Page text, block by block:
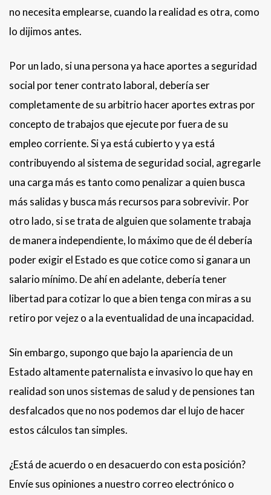
no necesita emplearse, cuando la realidad es otra, como
lo dijimos antes.
Por un lado, si una persona ya hace aportes a seguridad
social por tener contrato laboral, debería ser
completamente de su arbitrio hacer aportes extras por
concepto de trabajos que ejecute por fuera de su
empleo corriente. Si ya está cubierto y ya está
contribuyendo al sistema de seguridad social, agregarle
una carga más es tanto como penalizar a quien busca
más salidas y busca más recursos para sobrevivir. Por
otro lado, si se trata de alguien que solamente trabaja
de manera independiente, lo máximo que de él debería
poder exigir el Estado es que cotice como si ganara un
salario mínimo. De ahí en adelante, debería tener
libertad para cotizar lo que a bien tenga con miras a su
retiro por vejez o a la eventualidad de una incapacidad.
Sin embargo, supongo que bajo la apariencia de un
Estado altamente paternalista e invasivo lo que hay en
realidad son unos sistemas de salud y de pensiones tan
desfalcados que no nos podemos dar el lujo de hacer
estos cálculos tan simples.
¿Está de acuerdo o en desacuerdo con esta posición?
Envíe sus opiniones a nuestro correo electrónico o